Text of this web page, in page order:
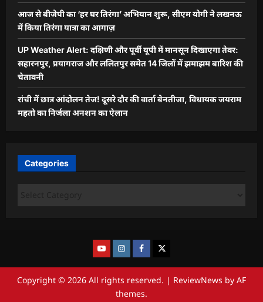
आज से बीजेपी का ‘हर घर तिरंगा’ अभियान शुरू, सीएम योगी ने लखनऊ
में किया तिरंगा यात्रा का आगाज़
UP Weather Alert: दक्षिणी और पूर्वी यूपी में मानसून दिखाएगा तेवर:
सहारनपुर, प्रयागराज और ललितपुर समेत 14 जिलों में झमाझम बारिश की
चेतावनी
रांची में छात्र आंदोलन तेज! दूसरे दौर की वार्ता बेनतीजा, विधायक जयराम
महतो का निर्जला अनशन का ऐलान
Categories
Copyright © 2026 All rights reserved. | ReviewNews by AF
themes.